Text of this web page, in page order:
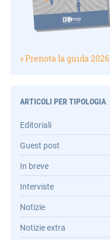
» Prenota la guida 2026
ARTICOLI PER TIPOLOGIA
Editoriali
Guest post
In breve
Interviste
Notizie
Notizie extra